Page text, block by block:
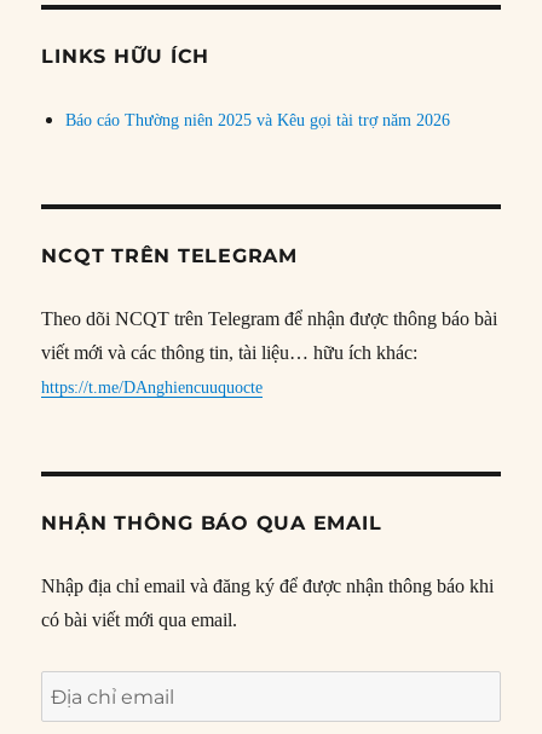
đề
LINKS HỮU ÍCH
Báo cáo Thường niên 2025 và Kêu gọi tài trợ năm 2026
NCQT TRÊN TELEGRAM
Theo dõi NCQT trên Telegram để nhận được thông báo bài
viết mới và các thông tin, tài liệu… hữu ích khác:
https://t.me/DAnghiencuuquocte
NHẬN THÔNG BÁO QUA EMAIL
Nhập địa chỉ email và đăng ký để được nhận thông báo khi
có bài viết mới qua email.
Địa
chỉ